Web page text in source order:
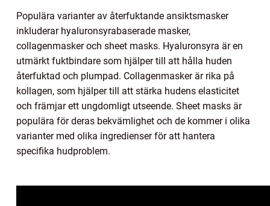
Populära varianter av återfuktande ansiktsmasker
inkluderar hyaluronsyrabaserade masker,
collagenmasker och sheet masks. Hyaluronsyra är en
utmärkt fuktbindare som hjälper till att hålla huden
återfuktad och plumpad. Collagenmasker är rika på
kollagen, som hjälper till att stärka hudens elasticitet
och främjar ett ungdomligt utseende. Sheet masks är
populära för deras bekvämlighet och de kommer i olika
varianter med olika ingredienser för att hantera
specifika hudproblem.